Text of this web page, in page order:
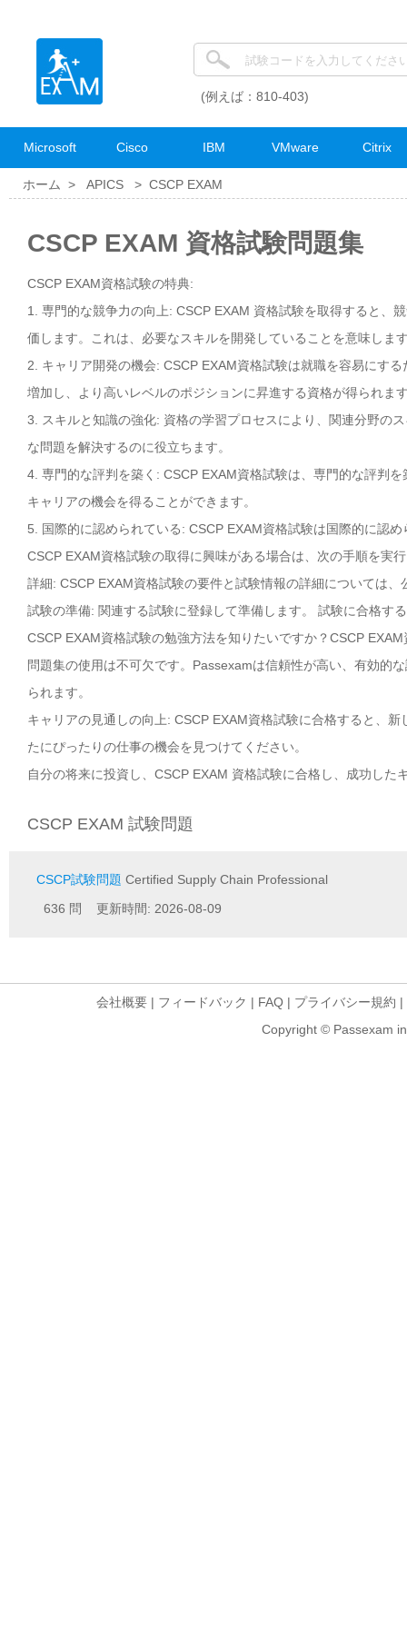
(例えば：810-403)
Microsoft Cisco IBM VMware Citrix
ホーム > APICS > CSCP EXAM
CSCP EXAM 資格試験問題集
CSCP EXAM資格試験の特典:
1. 専門的な競争力の向上: CSCP EXAM 資格試験を取得すると、
価します。これは、必要なスキルを開発していることを意味しま
2. キャリア開発の機会: CSCP EXAM資格試験は就職を容易にす
増加し、より高いレベルのポジションに昇進する資格が得られま
3. スキルと知識の強化: 資格の学習プロセスにより、関連分野の
な問題を解決するのに役立ちます。
4. 専門的な評判を築く: CSCP EXAM資格試験は、専門的な評判
キャリアの機会を得ることができます。
5. 国際的に認められている: CSCP EXAM資格試験は国際的に認
CSCP EXAM資格試験の取得に興味がある場合は、次の手順を実
詳細: CSCP EXAM資格試験の要件と試験情報の詳細については
試験の準備: 関連する試験に登録して準備します。 試験に合格す
CSCP EXAM資格試験の勉強方法を知りたいですか？CSCP
問題集の使用は不可欠です。Passexamは信頼性が高い、有効的
られます。
キャリアの見通しの向上: CSCP EXAM資格試験に合格すると、
たにぴったりの仕事の機会を見つけてください。
自分の将来に投資し、CSCP EXAM 資格試験に合格し、成功した
CSCP EXAM 試験問題
CSCP試験問題 Certified Supply Chain Professional
636 問 更新時間: 2026-08-09
会社概要 | フィードバック | FAQ | プライバシー規約 |
Copyright © Passexam